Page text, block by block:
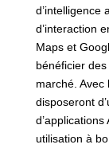
d’intelligence
d’interaction
Maps et
bénéficier
marché. Avec
disposeront
utilisation à